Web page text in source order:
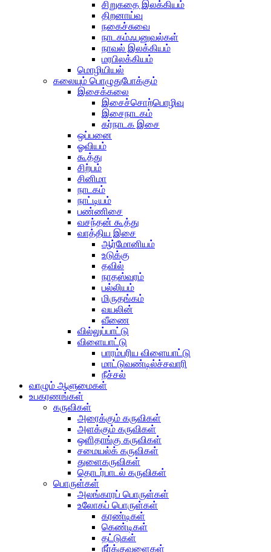
சிறுகதை இலக்கியம்
திறனாய்வு
நகைச்சுவை
நாடகம்ஃபனுவல்கள்
நாவல் இலக்கியம்
மரபிலக்கியம்
மொழியியல்
கலையும் பொழுதுபோக்கும்
இசைக்கலை
இசைச்சொற்பொழிவு
இசைநாடகம்
கர்நாடக இசை
ஒப்பனை
ஓவியம்
கூத்து
சிற்பம்
சினிமா
நாடகம்
நாட்டியம்
பண்ணிசை
வசந்தன் கூத்து
வாத்திய இசை
ஆர்மோனியம்
உடுக்கு
தவில்
நாதஸ்வரம்
பல்லியம்
மிருதங்கம்
வயலின்
வீணை
வில்லுப்பாட்டு
விளையாட்டு
பாரம்பரிய விளையாட்டு
மாட்டுவண்டில்ச்சவாரி
நீச்சல்
வாழும் ஆளுமைகள்
உபகரணங்கள்
கருவிகள்
அரைக்கும் கருவிகள்
அளக்கும் கருவிகள்
ஒளிதாங்கு கருவிகள்
சமையல்க் கருவிகள்
துளைகருவிகள்
தொடர்பாடல் கருவிகள்
பொருள்கள்
அலங்காரப் பொருள்கள்
உலோகப் பொருள்கள்
கரண்டிகள்
கெண்டிகள்
தட்டுகள்
நீர்க்குவளைகள்